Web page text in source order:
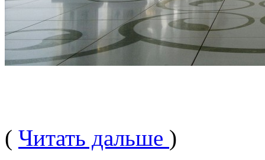
( Читать дальше )